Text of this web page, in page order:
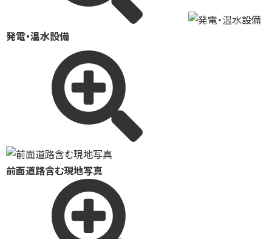
発電・温水設備
前面道路含む現地写真